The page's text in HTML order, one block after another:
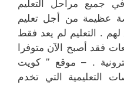
جميع مراحل التعليم
عظيمة من أجل تعليم
. التعليم لم يعد فقط
فقد أصبح الآن متوفرا
. – موقع ” كويت
التعليمية التي تخدم